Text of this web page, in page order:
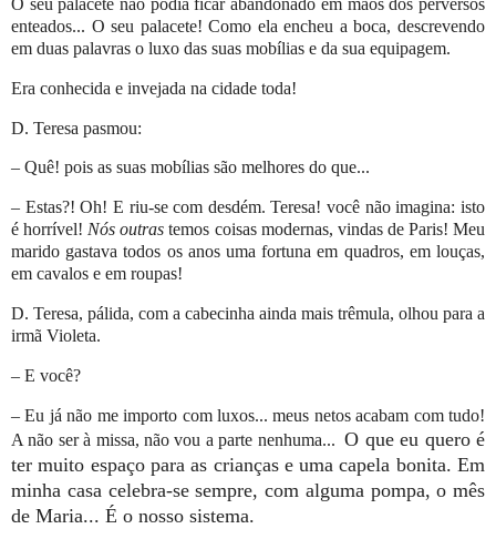
O seu palacete não podia ficar abandonado em mãos dos perversos
enteados... O seu palacete! Como ela encheu a boca, descrevendo
em duas palavras o luxo das suas mobílias e da sua equipagem.
Era conhecida e invejada na cidade toda!
D. Teresa pasmou:
– Quê! pois as suas mobílias são melhores do que...
– Estas?! Oh! E riu-se com desdém. Teresa! você não imagina: isto
é horrível! Nós outras temos coisas modernas, vindas de Paris! Meu
marido gastava todos os anos uma fortuna em quadros, em louças,
em cavalos e em roupas!
D. Teresa, pálida, com a cabecinha ainda mais trêmula, olhou para a
irmã Violeta.
– E você?
– Eu já não me importo com luxos... meus netos acabam com tudo!
A não ser à missa, não vou a parte nenhuma...O que eu quero é
ter muito espaço para as crianças e uma capela bonita. Em
minha casa celebra-se sempre, com alguma pompa, o mês
de Maria... É o nosso sistema.